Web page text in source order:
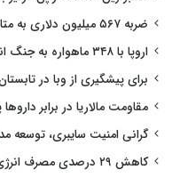
ضربه ۵۶۷ میلیون دلاری به متا؛ اینستاگرام زیر تیغ دادگاه
اروپا با ۳۴۸ ماهواره به جنگ انحصار استارلینک می‌رود
برای پیشگیری از وبا در
مقاومت مالاریا در برابر
گرانی امنیت سایبری، توسعه
کاهش ۲۹ درصدی مصرف انرژی ساختمان‌ها با یک طراحی هوشمند